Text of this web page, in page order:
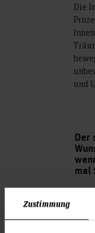
Zustimmung
Die
und
Der
mal